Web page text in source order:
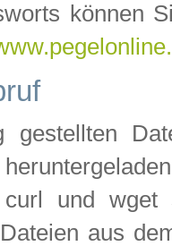
können
gestellten
und wget
aus